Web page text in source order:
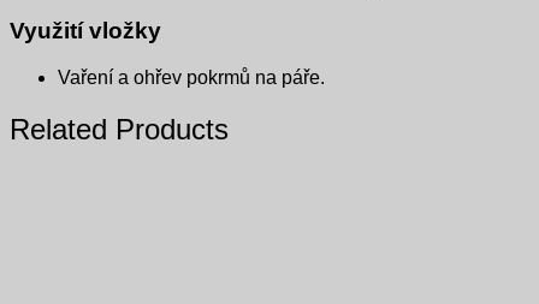
Využití vložky
Vaření a ohřev pokrmů na páře.
Related Products